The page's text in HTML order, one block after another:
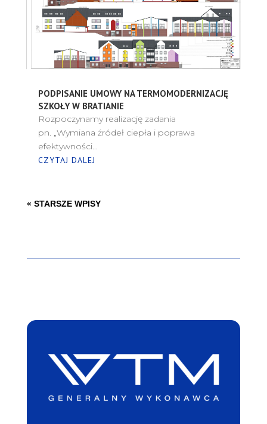
PODPISANIE UMOWY NA TERMOMODERNIZACJĘ
SZKOŁY W BRATIANIE
Rozpoczynamy realizację zadania
pn. „Wymiana źródeł ciepła i poprawa
efektywności...
CZYTAJ DALEJ
« STARSZE WPISY